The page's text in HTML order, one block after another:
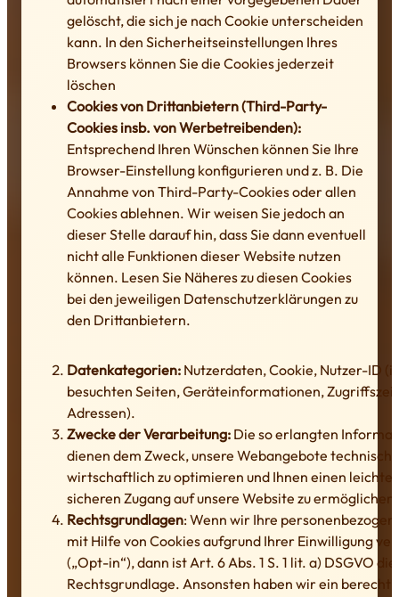
gelöscht, die sich je nach Cookie unterscheiden
kann. In den Sicherheitseinstellungen Ihres
Browsers können Sie die Cookies jederzeit
löschen
Cookies von Drittanbietern (Third-Party-
Cookies insb. von Werbetreibenden):
Entsprechend Ihren Wünschen können Sie Ihre
Browser-Einstellung konfigurieren und z. B. Die
Annahme von Third-Party-Cookies oder allen
Cookies ablehnen. Wir weisen Sie jedoch an
dieser Stelle darauf hin, dass Sie dann eventuell
nicht alle Funktionen dieser Website nutzen
können. Lesen Sie Näheres zu diesen Cookies
bei den jeweiligen Datenschutzerklärungen zu
den Drittanbietern.
Datenkategorien:Nutzerdaten, Cookie, Nutzer-ID
besuchten Seiten, Geräteinformationen,
Adressen).
Zwecke der Verarbeitung: Die so erlangten
dienen dem Zweck, unsere Webangebote technisch
wirtschaftlich zu optimieren und Ihnen einen
sicheren Zugang auf unsere Website zu ermöglichen.
Rechtsgrundlagen: Wenn wir Ihre
mit Hilfe von Cookies aufgrund Ihrer Einwilligung
(„Opt-in“), dann ist Art. 6 Abs. 1 S. 1 lit. a) DSGVO die
Rechtsgrundlage. Ansonsten haben wir ein